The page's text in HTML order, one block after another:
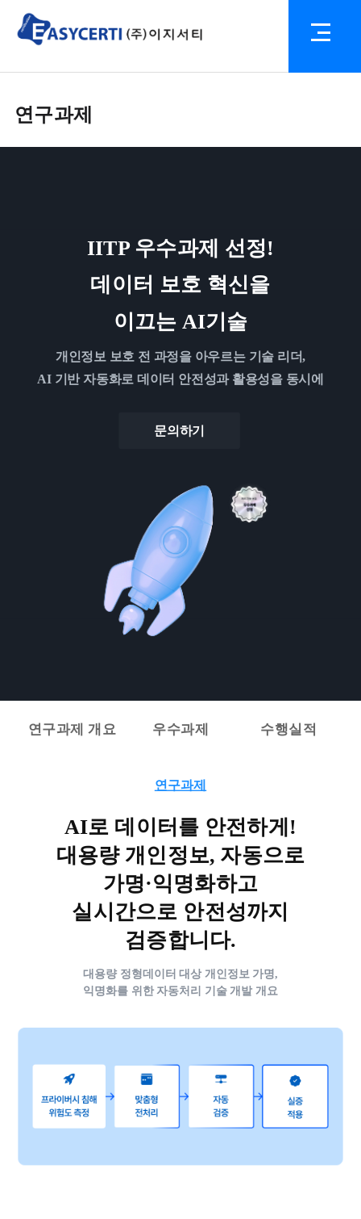
연구과제
IITP 우수과제 선정!
데이터 보호 혁신을
이끄는 AI기술
개인정보 보호 전 과정을 아우르는 기술 리더,
AI 기반 자동화로 데이터 안전성과 활용성을 동시에
문의하기
연구과제 개요 우수과제 수행실적
연구과제
AI로 데이터를 안전하게!
대용량 개인정보, 자동으로
가명·익명화하고
실시간으로 안전성까지
검증합니다.
대용량 정형데이터 대상 개인정보 가명,
익명화를 위한 자동처리 기술 개발 개요